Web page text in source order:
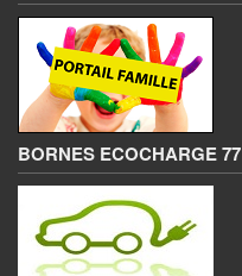
BORNES ECOCHARGE 77